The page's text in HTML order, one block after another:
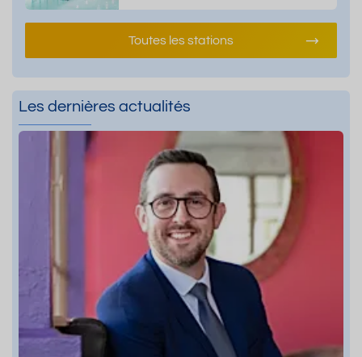
Toutes les stations
Les dernières actualités